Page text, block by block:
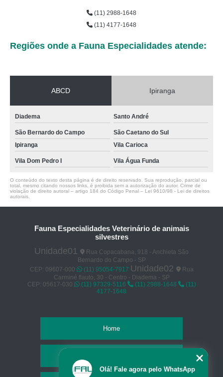
(11) 2988-1648
(11) 4177-1648
Regiões onde a Fauna Especialidades atende:
ABCD Ipiranga
Diadema Santo André
São Bernardo do Campo
São Caetano do Sul
Ipiranga
Vila Carioca
Vila Dom Pedro I Vila Água Funda
O conteúdo do texto desta página é de direito reservado. Sua reprodução, parcial ou
total, mesmo citando nossos links, é proibida sem a autorização do autor. Crime de
violação de direito autoral – artigo 184 do Código Penal – Lei 9610/98 - Lei de direitos
autorais
Fauna Especialidades Veterinário de animais
silvestres
Unidade01
Rua Copacabana, 918 - Anchieta São
Bernardo do Campo - SP
CEP: 09607-000
(11) 95054-7917 Unidade02
Rua
Carminé flauto, 30 - Centro - Diadema - SP
CEP: 05617-030
(11) 97329-5116 (11) 2988-1648
(11)
4177-1648
Home
Olá! Fale agora pelo WhatsApp